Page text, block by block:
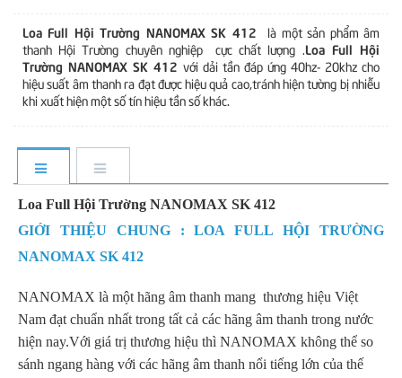
Loa Full Hội Trường NANOMAX SK 412là một sản phẩm âm
thanh Hội Trường chuyên nghiệp cực chất lượng .Loa Full Hội
Trường NANOMAX SK 412 với dải tần đáp ứng 40hz- 20khz cho
hiệu suất âm thanh ra đạt được hiệu quả cao,tránh hiện tường bị nhiễu
khi xuất hiện một số tín hiệu tần số khác.
Loa Full Hội Trường NANOMAX SK 412
GIỚI THIỆU CHUNG : LOA FULL HỘI TRƯỜNG
NANOMAX SK 412
NANOMAX là một hãng âm thanh mang thương hiệu Việt
Nam đạt chuẩn nhất trong tất cả các hãng âm thanh trong nước
hiện nay.Với giá trị thương hiệu thì NANOMAX không thể so
sánh ngang hàng với các hãng âm thanh nổi tiếng lớn của thế